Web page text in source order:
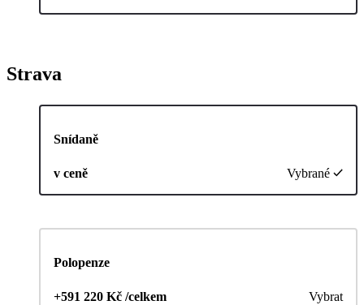
Strava
Snídaně
v ceně Vybrané
Polopenze
+591 220 Kč /celkem Vybrat